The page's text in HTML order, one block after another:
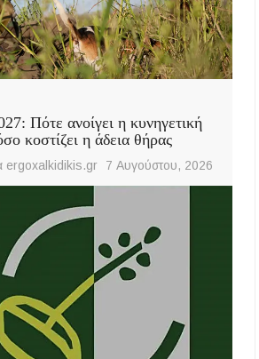
Πότε ανοίγει η κυνηγετική
κοστίζει η άδεια θήρας
ergoxalkidikis.gr 7 Αυγούστου, 2026